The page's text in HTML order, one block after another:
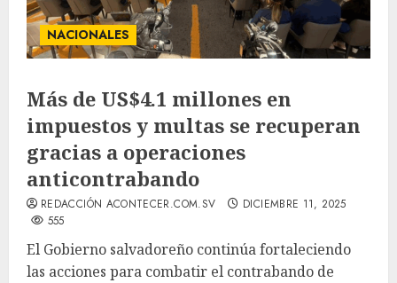
NACIONALES
Más de US$4.1 millones en
impuestos y multas se recuperan
gracias a operaciones
anticontrabando
REDACCIÓN ACONTECER.COM.SV
DICIEMBRE 11, 2025
555
El Gobierno salvadoreño continúa fortaleciendo
las acciones para combatir el contrabando de